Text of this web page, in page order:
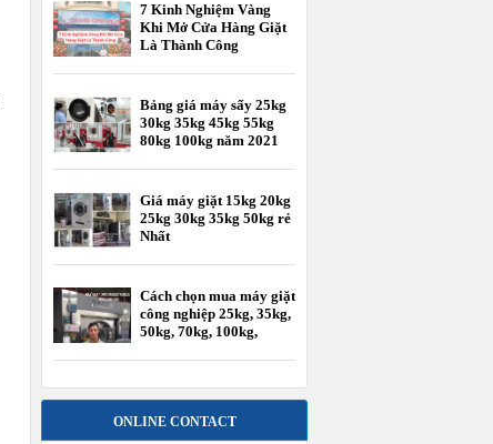
7 Kinh Nghiệm Vàng
Khi Mở Cửa Hàng Giặt
Là Thành Công
Bảng giá máy sấy 25kg
30kg 35kg 45kg 55kg
80kg 100kg năm 2021
Giá máy giặt 15kg 20kg
25kg 30kg 35kg 50kg rẻ
Nhất
Cách chọn mua máy giặt
công nghiệp 25kg, 35kg,
50kg, 70kg, 100kg,
ONLINE CONTACT